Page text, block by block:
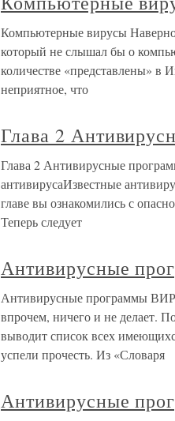
Компьютерные вирусы
который не слышал бы о
количестве «представлены» в
неприятное, что
Глава 2
Глава 2 Антивирусные
антивирусаИзвестные
главе вы ознакомились с
Теперь следует
Антивирусные
Антивирусные программы
впрочем, ничего и не делает.
выводит список всех
успели прочесть. Из «Словаря
Антивирусные